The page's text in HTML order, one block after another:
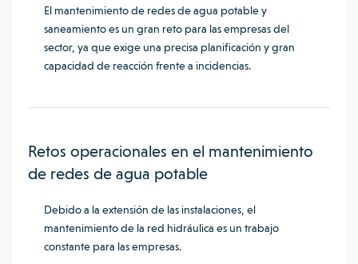
El mantenimiento de redes de agua potable y
saneamiento es un gran reto para las empresas del
sector, ya que exige una precisa planificación y gran
capacidad de reacción frente a incidencias.
Retos operacionales en el mantenimiento
de redes de agua potable
Debido a la extensión de las instalaciones, el
mantenimiento de la red hidráulica es un trabajo
constante para las empresas.